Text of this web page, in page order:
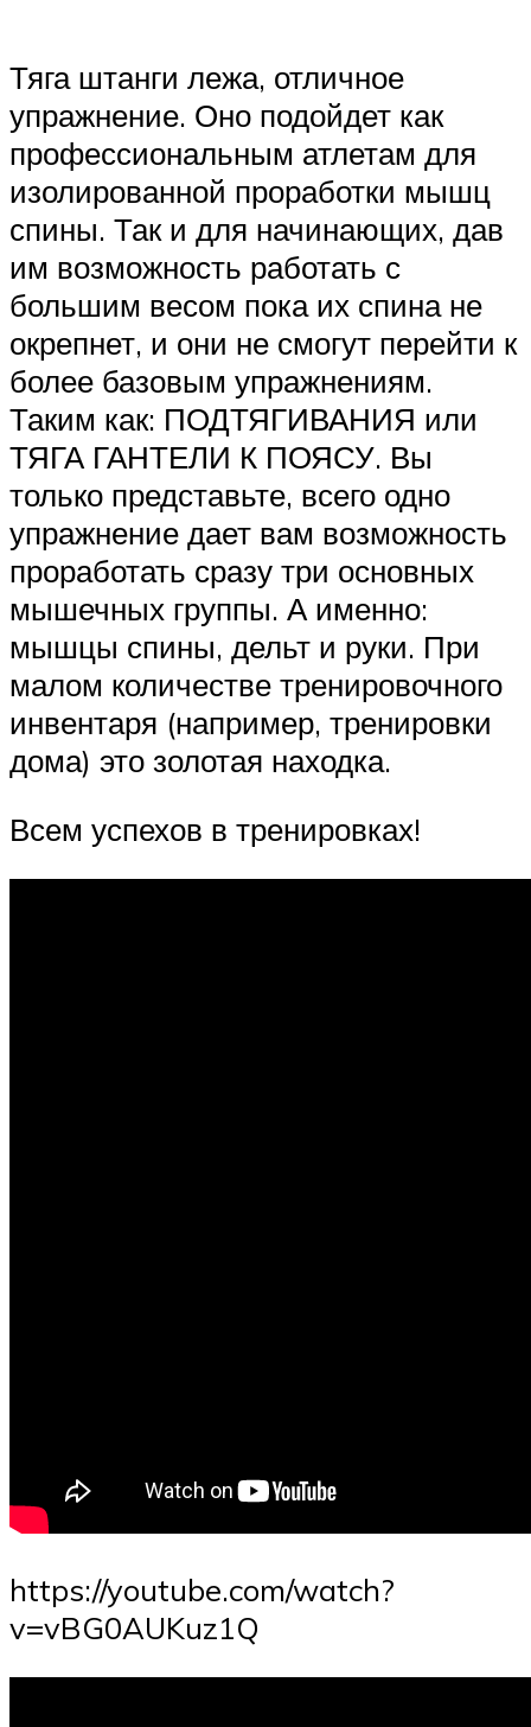
Тяга штанги лежа, отличное
упражнение. Оно подойдет как
профессиональным атлетам для
изолированной проработки мышц
спины. Так и для начинающих, дав
им возможность работать с
большим весом пока их спина не
окрепнет, и они не смогут перейти к
более базовым упражнениям.
Таким как: ПОДТЯГИВАНИЯ или
ТЯГА ГАНТЕЛИ К ПОЯСУ. Вы
только представьте, всего одно
упражнение дает вам возможность
проработать сразу три основных
мышечных группы. А именно:
мышцы спины, дельт и руки. При
малом количестве тренировочного
инвентаря (например, тренировки
дома) это золотая находка.
Всем успехов в тренировках!
https://youtube.com/watch?
v=vBG0AUKuz1Q